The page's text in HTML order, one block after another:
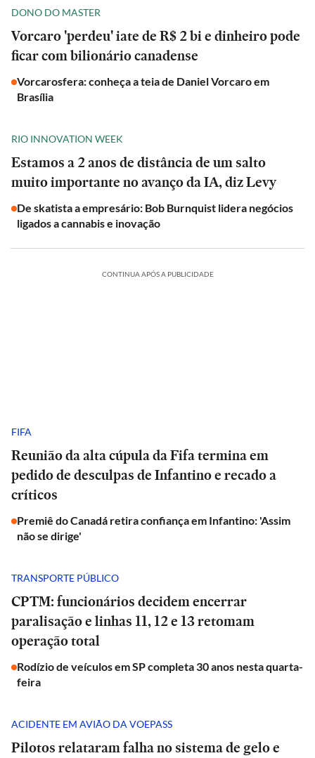
DONO DO MASTER
Vorcaro 'perdeu' iate de R$ 2 bi e dinheiro pode
ficar com bilionário canadense
Vorcarosfera: conheça a teia de Daniel Vorcaro em
Brasília
RIO INNOVATION WEEK
Estamos a 2 anos de distância de um salto
muito importante no avanço da IA, diz Levy
De skatista a empresário: Bob Burnquist lidera negócios
ligados a cannabis e inovação
CONTINUA APÓS A PUBLICIDADE
FIFA
Reunião da alta cúpula da Fifa termina em
pedido de desculpas de Infantino e recado a
críticos
Premiê do Canadá retira confiança em Infantino: 'Assim
não se dirige'
TRANSPORTE PÚBLICO
CPTM: funcionários decidem encerrar
paralisação e linhas 11, 12 e 13 retomam
operação total
Rodízio de veículos em SP completa 30 anos nesta quarta-
feira
ACIDENTE EM AVIÃO DA VOEPASS
Pilotos relataram falha no sistema de gelo e